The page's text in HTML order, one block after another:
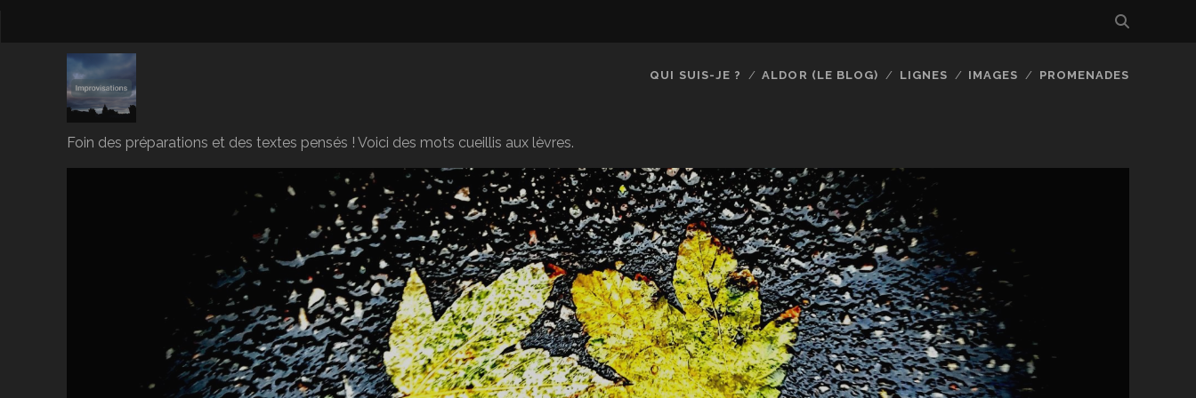
Foin des préparations et des textes pensés ! Voici des mots cueillis aux lèvres.
QUI SUIS-JE ? ALDOR (LE BLOG) LIGNES IMAGES PROMENADES